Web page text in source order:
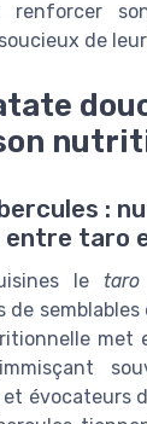
renforcer
de
:
entre taro
le taro
met
évocateurs